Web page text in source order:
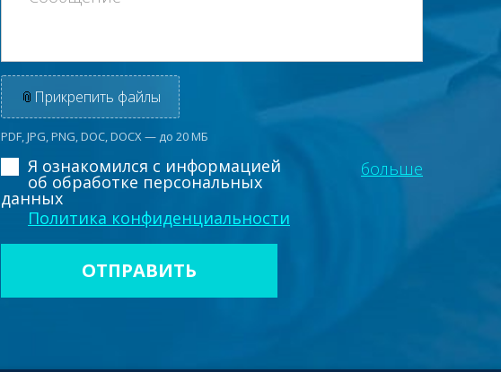
📎 Прикрепить файлы
PDF, JPG, PNG, DOC, DOCX — до 20 МБ
больше
Я ознакомился с информацией
об обработке персональных
данных
Политика конфиденциальности